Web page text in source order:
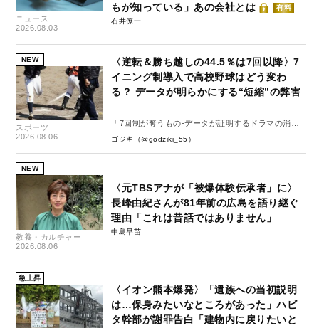
ニュース
2026.08.03
もが知っている」あの会社とは
有料
石井僚一
NEW
スポーツ
2026.08.06
〈逆転＆勝ち越しの44.5％は7回以降〉7
イニング制導入で高校野球はどう変わ
る？ データが明らかにする“短縮”の弊害
「7回制が奪うもの-データが証明するドラマの消
失-」
ゴジキ（@godziki_55）
NEW
教養・カルチャー
2026.08.06
〈元TBSアナが「被爆体験伝承者」に〉
長峰由紀さんが81年前の広島を語り継ぐ
理由「これは昔話ではありません」
中島早苗
急上昇
〈イオン熊本爆発〉「遺族への当初説明
は…保身みたいなところがあった」ハビ
タ幹部が謝罪告白「建物内に戻りたいと